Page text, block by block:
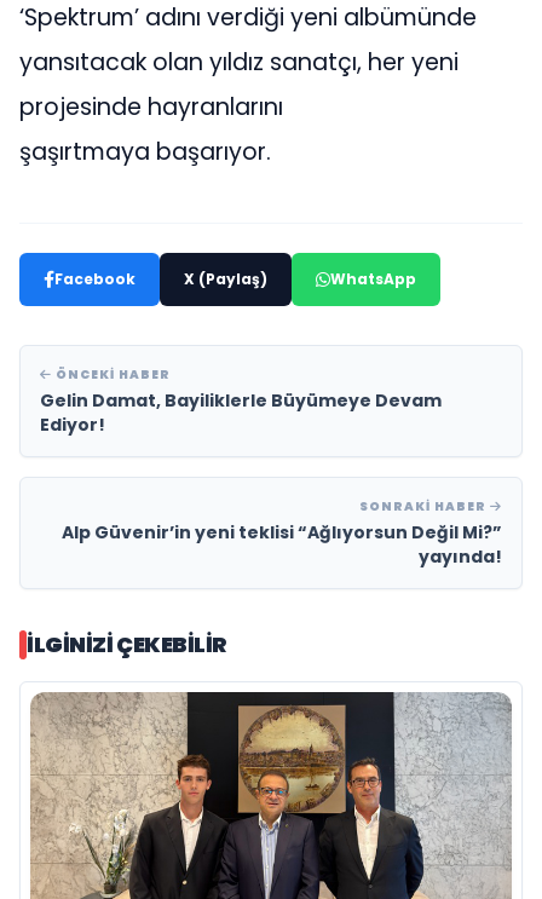
‘Spektrum’ adını verdiği yeni albümünde
yansıtacak olan yıldız sanatçı, her yeni
projesinde hayranlarını
şaşırtmaya başarıyor.
Facebook X (Paylaş) WhatsApp
ÖNCEKI HABER
Gelin Damat, Bayiliklerle Büyümeye Devam
Ediyor!
SONRAKI HABER
Alp Güvenir’in yeni teklisi “Ağlıyorsun Değil Mi?”
yayında!
İLGINIZI ÇEKEBILIR